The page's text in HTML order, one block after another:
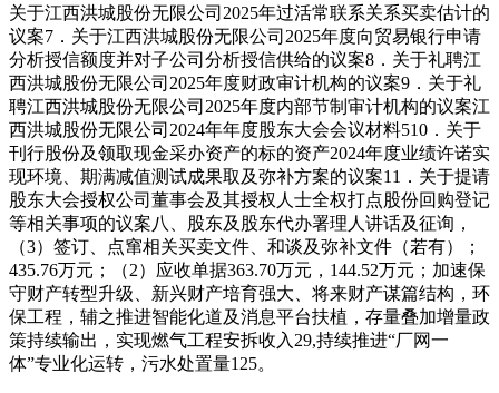
关于江西洪城股份无限公司2025年过活常联系关系买卖估计的
议案7．关于江西洪城股份无限公司2025年度向贸易银行申请
分析授信额度并对子公司分析授信供给的议案8．关于礼聘江
西洪城股份无限公司2025年度财政审计机构的议案9．关于礼
聘江西洪城股份无限公司2025年度内部节制审计机构的议案江
西洪城股份无限公司2024年年度股东大会会议材料510．关于
刊行股份及领取现金采办资产的标的资产2024年度业绩许诺实
现环境、期满减值测试成果取及弥补方案的议案11．关于提请
股东大会授权公司董事会及其授权人士全权打点股份回购登记
等相关事项的议案八、股东及股东代办署理人讲话及征询，
（3）签订、点窜相关买卖文件、和谈及弥补文件（若有）；
435.76万元；（2）应收单据363.70万元，144.52万元；加速保
守财产转型升级、新兴财产培育强大、将来财产谋篇结构，环
保工程，辅之推进智能化道及消息平台扶植，存量叠加增量政
策持续输出，实现燃气工程安拆收入29,持续推进“厂网一
体”专业化运转，污水处置量125。